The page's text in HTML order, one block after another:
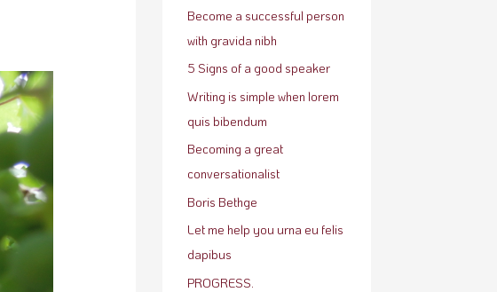
Become a successful person
with gravida nibh
5 Signs of a good speaker
Writing is simple when lorem
quis bibendum
Becoming a great
conversationalist
Boris Bethge
Let me help you urna eu felis
dapibus
PROGRESS.